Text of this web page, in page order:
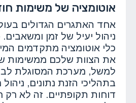
אוטומציה של משימות
אחד האתגרים הגדולים
ניהול יעיל של זמן ומשאבים.
כלי אוטומציה מתקדמים
את הצוות שלכם ממשימות
למשל, מערכת המסוגלת
בתהליכי הזנת נתונים,
דוחות תקופתיים. זה לא רק